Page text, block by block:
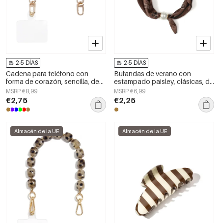
2-5 DÍAS
Cadena para teléfono con
forma de corazón, sencilla, de
acrílico, accesorio diario.
MSRP €8,99
€2,75
2-5 DÍAS
Bufandas de verano con
estampado paisley, clásicas, de
poliéster, accesorios para el día
a día.
MSRP €6,99
€2,25
Almacén de la UE Almacén de la UE